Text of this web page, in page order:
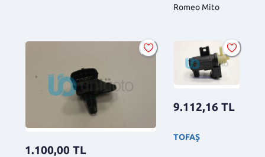
Romeo Mito
1.100,00 TL
9.112,16 TL
TOFAŞ